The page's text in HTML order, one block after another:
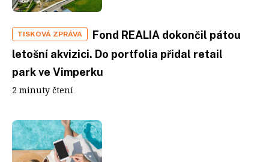
TISKOVÁ ZPRÁVA
Fond REALIA dokončil pátou
letošní akvizici. Do portfolia přidal retail
park ve Vimperku
2 minuty čtení